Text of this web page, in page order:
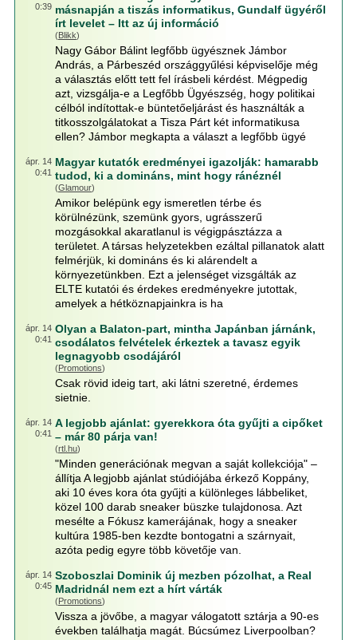
0:39 másnapján a tiszás informatikus, Gundalf ügyéről
írt levelet – Itt az új információ
(Blikk)
Nagy Gábor Bálint legfőbb ügyésznek Jámbor
András, a Párbeszéd országgyűlési képviselője még
a választás előtt tett fel írásbeli kérdést. Mégpedig
azt, vizsgálja-e a Legfőbb Ügyészség, hogy politikai
célból indítottak-e büntetőeljárást és használták a
titkosszolgálatokat a Tisza Párt két informatikusa
ellen? Jámbor megkapta a választ a legfőbb ügyé
ápr. 14
0:41
Magyar kutatók eredményei igazolják: hamarabb
tudod, ki a domináns, mint hogy ránéznél
(Glamour)
Amikor belépünk egy ismeretlen térbe és
körülnézünk, szemünk gyors, ugrásszerű
mozgásokkal akaratlanul is végigpásztázza a
területet. A társas helyzetekben ezáltal pillanatok alatt
felmérjük, ki domináns és ki alárendelt a
környezetünkben. Ezt a jelenséget vizsgálták az
ELTE kutatói és érdekes eredményekre jutottak,
amelyek a hétköznapjainkra is ha
ápr. 14
0:41
Olyan a Balaton-part, mintha Japánban járnánk,
csodálatos felvételek érkeztek a tavasz egyik
legnagyobb csodájáról
(Promotions)
Csak rövid ideig tart, aki látni szeretné, érdemes
sietnie.
ápr. 14
0:41
A legjobb ajánlat: gyerekkora óta gyűjti a cipőket
– már 80 párja van!
(rtl.hu)
"Minden generációnak megvan a saját kollekciója" –
állítja A legjobb ajánlat stúdiójába érkező Koppány,
aki 10 éves kora óta gyűjti a különleges lábbeliket,
közel 100 darab sneaker büszke tulajdonosa. Azt
mesélte a Fókusz kamerájának, hogy a sneaker
kultúra 1985-ben kezdte bontogatni a szárnyait,
azóta pedig egyre több követője van.
ápr. 14
0:45
Szoboszlai Dominik új mezben pózolhat, a Real
Madridnál nem ezt a hírt várták
(Promotions)
Vissza a jövőbe, a magyar válogatott sztárja a 90-es
években találhatja magát. Búcsúmez Liverpoolban?